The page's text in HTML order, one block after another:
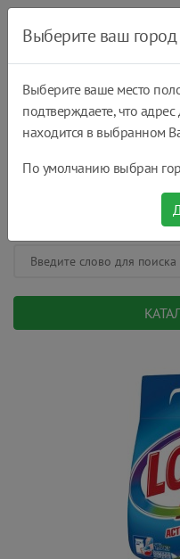
Выберите ваш город
Выберите ваше место
подтверждаете, что адрес
находится в выбранном
По умолчанию выбран